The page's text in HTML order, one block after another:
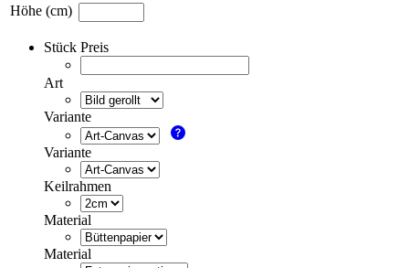
Höhe (cm)
Stück Preis
Art
Variante
Variante
Keilrahmen
Material
Material